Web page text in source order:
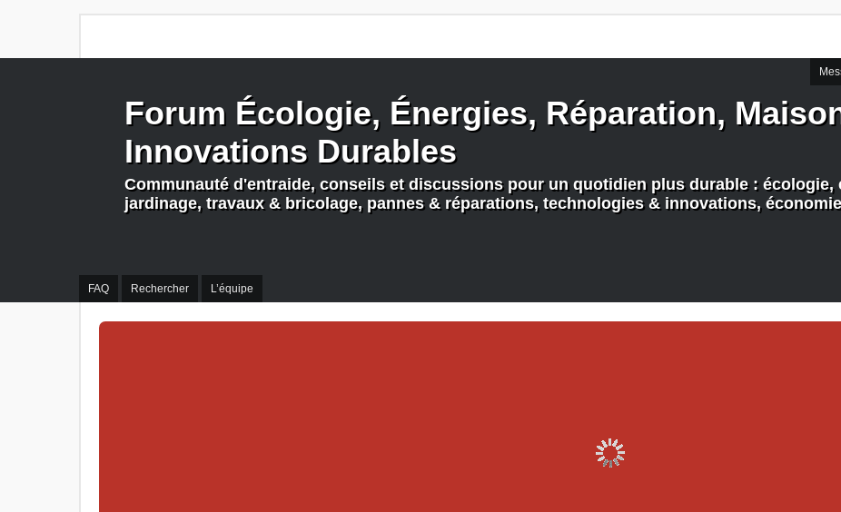
FAQ Rechercher L’équipe
Forum Écologie, Énergies, Réparation,
Innovations Durables
Communauté d'entraide, conseils et discussions pour un quotidien plus durable : écologie,
jardinage, travaux & bricolage, pannes & réparations, technologies & innovations,